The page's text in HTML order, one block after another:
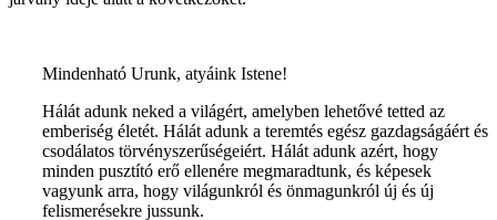
Mindenható Urunk, atyáink Istene!
Hálát adunk neked a világért, amelyben lehetővé tetted az
emberiség életét. Hálát adunk a teremtés egész gazdagságáért és
csodálatos törvényszerűségeiért. Hálát adunk azért, hogy
minden pusztító erő ellenére megmaradtunk, és képesek
vagyunk arra, hogy világunkról és önmagunkról új és új
felismerésekre jussunk.